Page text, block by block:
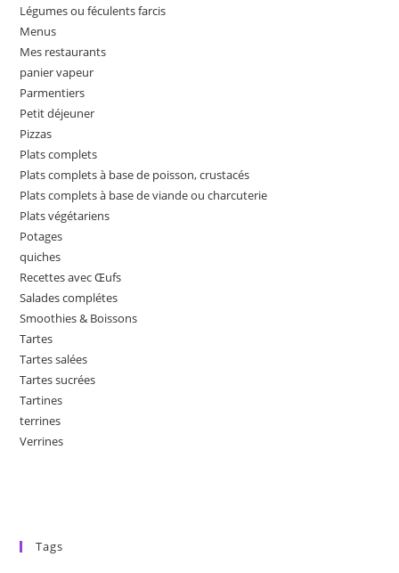
Légumes ou féculents farcis
Menus
Mes restaurants
panier vapeur
Parmentiers
Petit déjeuner
Pizzas
Plats complets
Plats complets à base de poisson, crustacés
Plats complets à base de viande ou charcuterie
Plats végétariens
Potages
quiches
Recettes avec Œufs
Salades complétes
Smoothies & Boissons
Tartes
Tartes salées
Tartes sucrées
Tartines
terrines
Verrines
Tags